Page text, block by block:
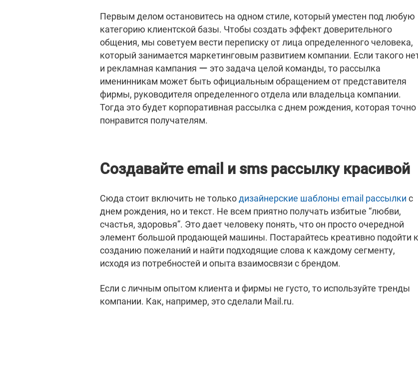
Первым делом остановитесь на одном стиле, который уместен под любую
категорию клиентской базы. Чтобы создать эффект доверительного
общения, мы советуем вести переписку от лица определенного человека,
который занимается маркетинговым развитием компании. Если такого
и рекламная кампания ー это задача целой команды, то рассылка
именинникам может быть официальным обращением от представителя
фирмы, руководителя определенного отдела или владельца компании.
Тогда это будет корпоративная рассылка с днем рождения, которая точно
понравится получателям.
Создавайте email и sms рассылку красивой
Сюда стоит включить не толькодизайнерские шаблоны email рассылки с
днем рождения, но и текст. Не всем приятно получать избитые “любви,
счастья, здоровья”. Это дает человеку понять, что он просто очередной
элемент большой продающей машины. Постарайтесь креативно подойти к
созданию пожеланий и найти подходящие слова к каждому сегменту,
исходя из потребностей и опыта взаимосвязи с брендом.
Если с личным опытом клиента и фирмы не густо, то используйте тренды
компании. Как, например, это сделали Mail.ru.